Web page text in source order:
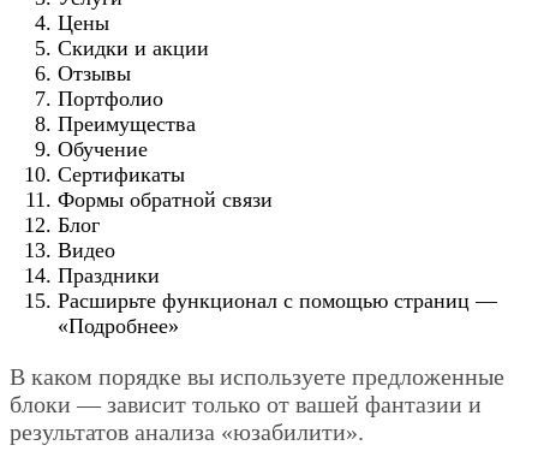
Цены
Скидки и акции
Отзывы
Портфолио
Преимущества
Обучение
Сертификаты
Формы обратной связи
Блог
Видео
Праздники
Расширьте функционал с помощью страниц —
«Подробнее»
В каком порядке вы используете предложенные
блоки — зависит только от вашей фантазии и
результатов анализа «юзабилити».